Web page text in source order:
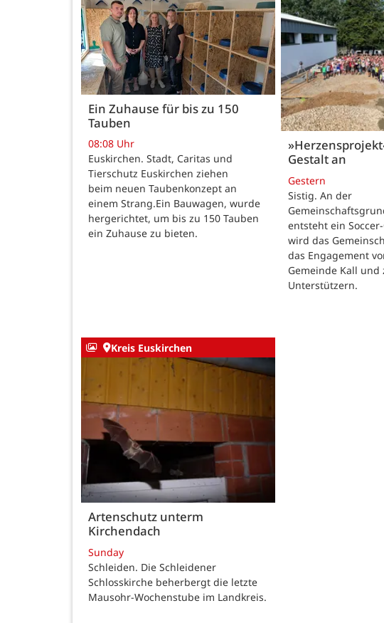
Ein Zuhause für bis zu 150
Tauben
08:08 Uhr
Euskirchen. Stadt, Caritas und
Tierschutz Euskirchen ziehen
beim neuen Taubenkonzept an
einem Strang.Ein Bauwagen, wurde
hergerichtet, um bis zu 150 Tauben
ein Zuhause zu bieten.
Gestalt an
Gestern
Sistig. An der
entsteht ein
wird das
das Engagement
Gemeinde Kall und
Unterstützern.
Kreis Euskirchen
Artenschutz unterm
Kirchendach
Sunday
Schleiden. Die Schleidener
Schlosskirche beherbergt die letzte
Mausohr-Wochenstube im Landkreis.